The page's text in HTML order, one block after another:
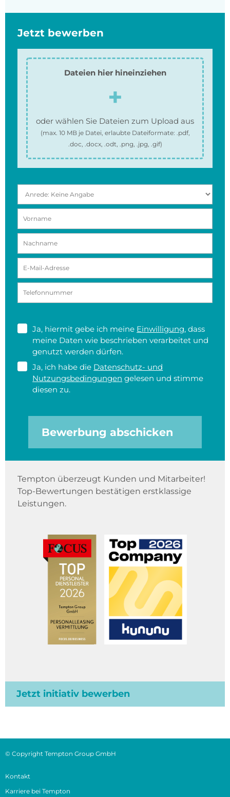
Jetzt bewerben
Dateien hier hineinziehen
oder wählen Sie Dateien zum Upload aus
(max. 10 MBje Datei, erlaubte Dateiformate: .pdf,
.doc, .docx, .odt, .png, .jpg, .gif)
Ja, hiermit gebe ich meine Einwilligung, dass
meine Daten wie beschrieben verarbeitet und
genutzt werden dürfen.
Ja, ich habe die Datenschutz- und
Nutzungsbedingungen gelesen und stimme
diesen zu.
Bewerbung abschicken
Tempton überzeugt Kunden und Mitarbeiter!
Top-Bewertungen bestätigen erstklassige
Leistungen.
Jetzt initiativ bewerben
© Copyright Tempton Group GmbH
Kontakt
Karriere bei Tempton